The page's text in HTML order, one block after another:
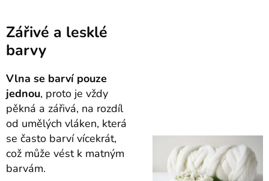
Zářivé a lesklé
barvy
Vlna se barví pouze
jednou, proto je vždy
pěkná a zářivá, na rozdíl
od umělých vláken, která
se často barví vícekrát,
což může vést k matným
barvám.